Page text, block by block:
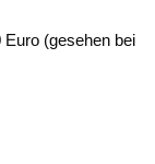
(gesehen bei